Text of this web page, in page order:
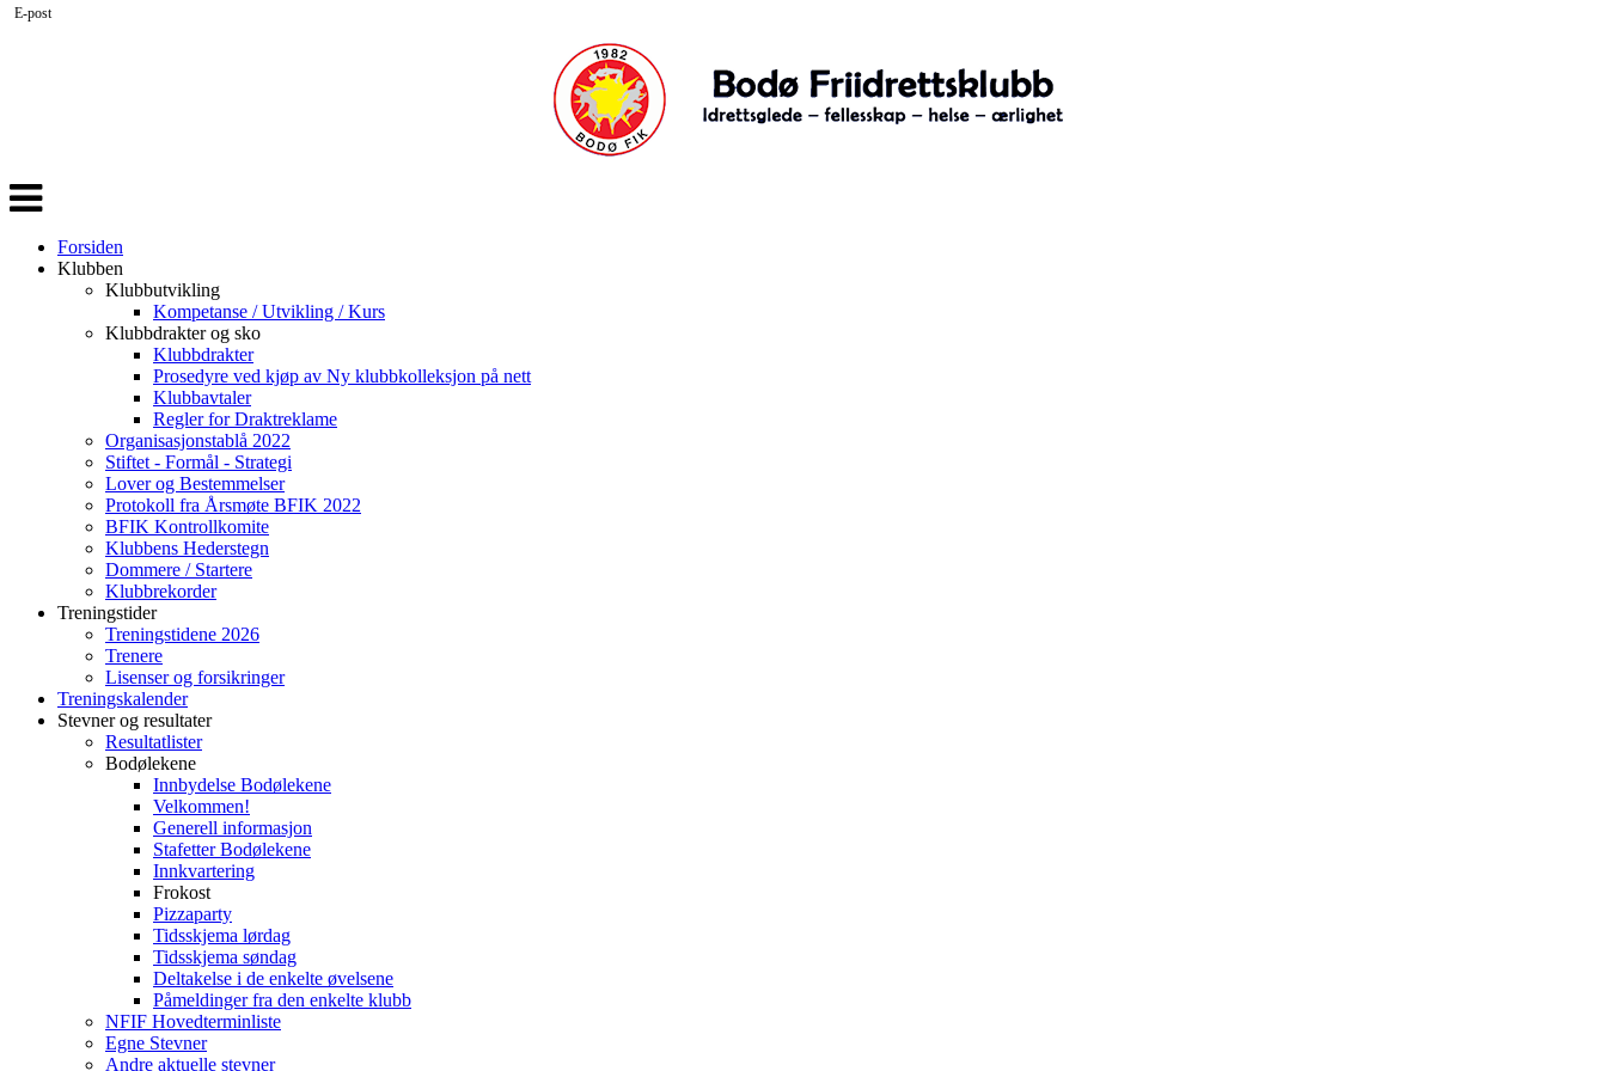
Veksle
navigasjon
Forsiden
Klubben
Klubbutvikling
Kompetanse / Utvikling / Kurs
Klubbdrakter og sko
Klubbdrakter
Prosedyre ved kjøp av Ny klubbkolleksjon på nett
Klubbavtaler
Regler for Draktreklame
Organisasjonstablå 2022
Stiftet - Formål - Strategi
Lover og Bestemmelser
Protokoll fra Årsmøte BFIK 2022
BFIK Kontrollkomite
Klubbens Hederstegn
Dommere / Startere
Klubbrekorder
Treningstider
Treningstidene 2026
Trenere
Lisenser og forsikringer
Treningskalender
Stevner og resultater
Resultatlister
Bodølekene
Innbydelse Bodølekene
Velkommen!
Generell informasjon
Stafetter Bodølekene
Innkvartering
Frokost
Pizzaparty
Tidsskjema lørdag
Tidsskjema søndag
Deltakelse i de enkelte øvelsene
Påmeldinger fra den enkelte klubb
NFIF Hovedterminliste
Egne Stevner
Andre aktuelle stevner
E-post